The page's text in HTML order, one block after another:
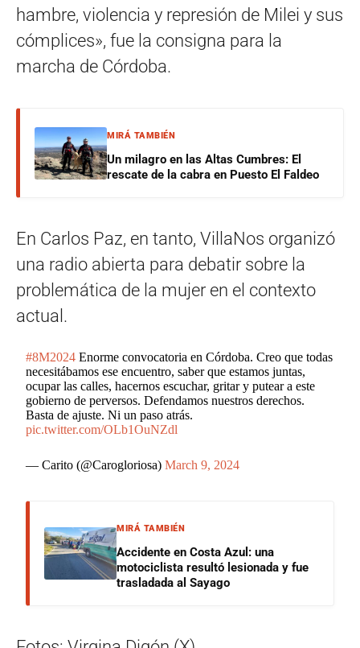
hambre, violencia y represión de Milei y sus
cómplices», fue la consigna para la
marcha de Córdoba.
MIRÁ TAMBIÉN
Un milagro en las Altas Cumbres: El
rescate de la cabra en Puesto El Faldeo
En Carlos Paz, en tanto, VillaNos organizó
una radio abierta para debatir sobre la
problemática de la mujer en el contexto
actual.
#8M2024 Enorme convocatoria en Córdoba. Creo que todas
necesitábamos ese encuentro, saber que estamos juntas,
ocupar las calles, hacernos escuchar, gritar y putear a este
gobierno de perversos. Defendamos nuestros derechos.
Basta de ajuste. Ni un paso atrás.
pic.twitter.com/OLb1OuNZdl
— Carito (@Carogloriosa)March 9, 2024
MIRÁ TAMBIÉN
Accidente en Costa Azul: una
motociclista resultó lesionada y fue
trasladada al Sayago